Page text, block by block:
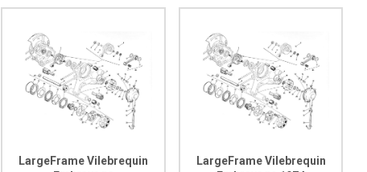
LargeFrame Vilebrequin
LargeFrame Vilebrequin